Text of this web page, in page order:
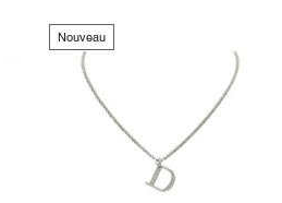
Nouveau